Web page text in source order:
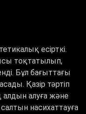
есірткі.
тоқтатылып,
Бұл бағыттағы
Қазір тәртіп
алуға және
насихаттауға